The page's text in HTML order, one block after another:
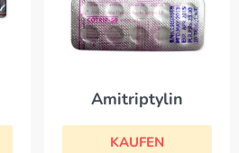
Amitriptylin
KAUFEN